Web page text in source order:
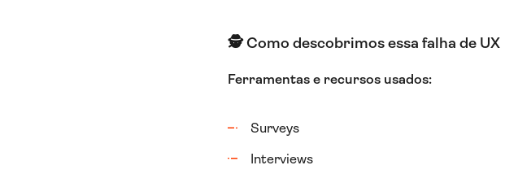
🕵️‍ Como descobrimos essa falha de UX
Ferramentas e recursos usados:
Surveys
Interviews